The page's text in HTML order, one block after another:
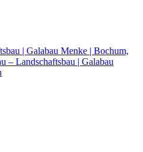
| Galabau Menke | Bochum,
– Landschaftsbau | Galabau